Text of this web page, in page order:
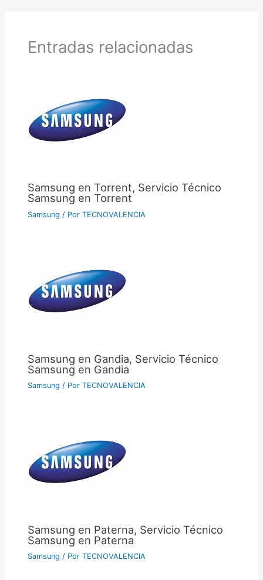
Entradas relacionadas
Samsung en Torrent, Servicio Técnico
Samsung en Torrent
Samsung / PorTECNOVALENCIA
Samsung en Gandia, Servicio Técnico
Samsung en Gandia
Samsung / PorTECNOVALENCIA
Samsung en Paterna, Servicio Técnico
Samsung en Paterna
Samsung / PorTECNOVALENCIA